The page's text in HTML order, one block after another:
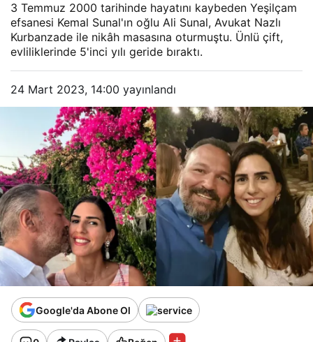
3 Temmuz 2000 tarihinde hayatını kaybeden Yeşilçam
efsanesi Kemal Sunal'ın oğlu Ali Sunal, Avukat Nazlı
Kurbanzade ile nikâh masasına oturmuştu. Ünlü çift,
evliliklerinde 5'inci yılı geride bıraktı.
24 Mart 2023, 14:00 yayınlandı
Google'da Abone Ol